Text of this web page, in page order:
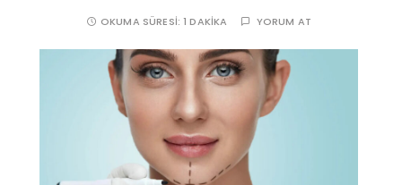
OKUMA SÜRESI:1 DAKIKA YORUM AT